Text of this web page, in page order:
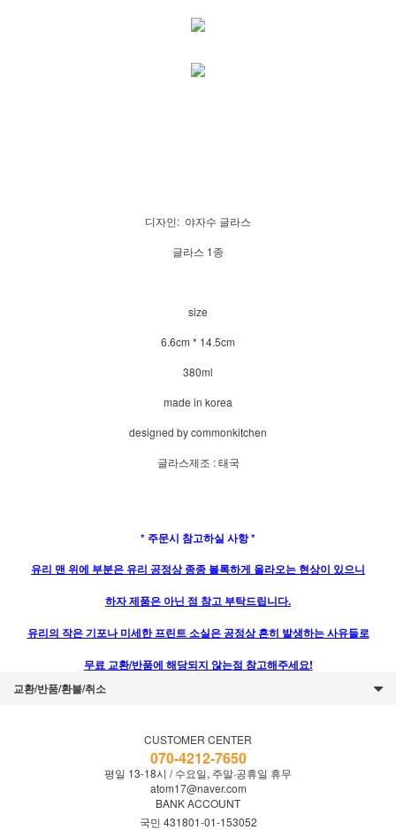
디자인: 야자수 글라스
글라스 1종
size
6.6cm * 14.5cm
380ml
made in korea
designed by commonkitchen
글라스제조 : 태국
* 주문시 참고하실 사항 *
유리 맨 위에 부분은 유리 공정상 종종 볼록하게 올라오는 현상이 있으니
하자 제품은 아닌 점 참고 부탁드립니다.
유리의 작은 기포나 미세한 프린트 소실은 공정상 흔히 발생하는 사유들로
무료 교환/반품에 해당되지 않는점 참고해주세요!
교환/반품/환불/취소
CUSTOMER CENTER
070-4212-7650
평일 13-18시 / 수요일, 주말·공휴일 휴무
atom17@naver.com
BANK ACCOUNT
국민 431801-01-153052